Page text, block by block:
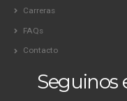
Carreras
FAQs
Contacto
Seguinos